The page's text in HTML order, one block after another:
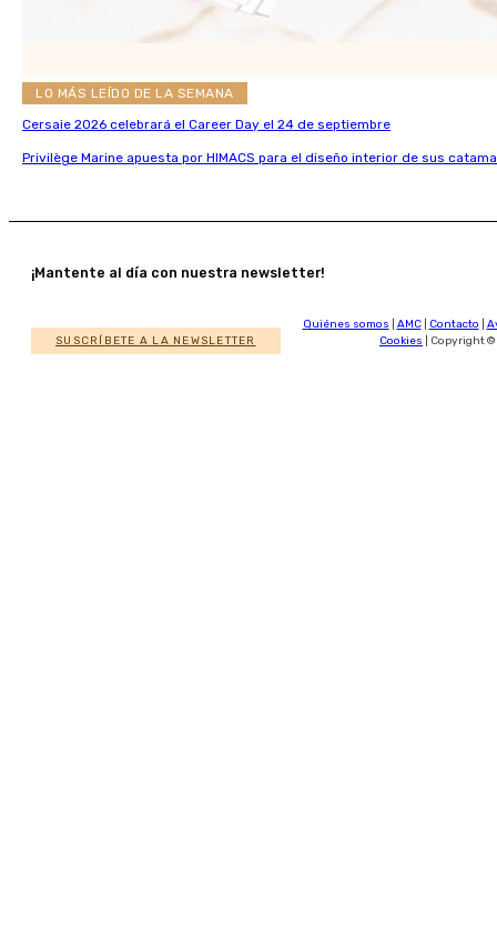
LO MÁS LEÍDO DE LA SEMANA
Cersaie 2026 celebrará el Career Day el 24 de septiembre
Privilège Marine apuesta por HIMACS para el diseño interior de sus
¡Mantente al día con nuestra newsletter!
SUSCRÍBETE A LA NEWSLETTER
Quiénes somos AMC| Contacto
Cookies | Copyright